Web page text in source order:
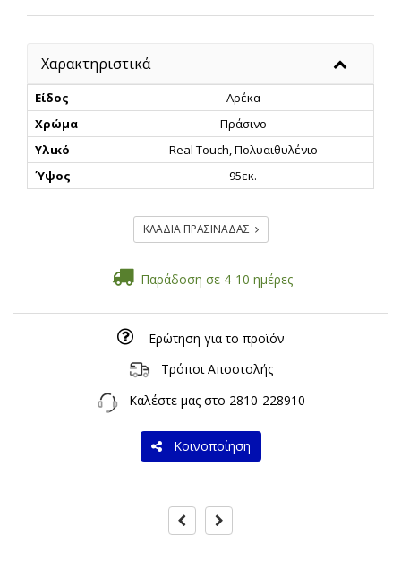
Χαρακτηριστικά
Είδος
Αρέκα
Χρώμα
Πράσινο
Υλικό
Real Touch, Πολυαιθυλένιο
Ύψος
95εκ.
ΚΛΑΔΙΑ ΠΡΑΣΙΝΑΔΑΣ
Παράδοση σε 4-10 ημέρες
Ερώτηση για το προϊόν
Τρόποι Αποστολής
Καλέστε μας στο 2810-228910
Κοινοποίηση